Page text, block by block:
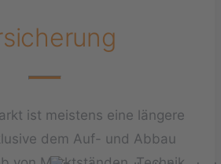
ist meistens eine längere
dem Auf- und Abbau